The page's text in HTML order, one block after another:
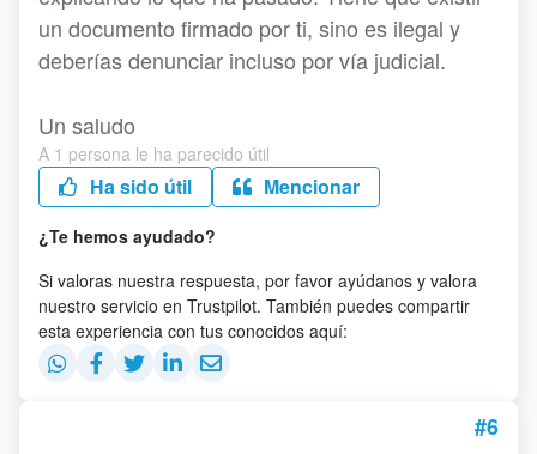
un documento firmado por ti, sino es ilegal y
deberías denunciar incluso por vía judicial.
Un saludo
A 1 persona le ha parecido útil
Ha sido útil Mencionar
¿Te hemos ayudado?
Si valoras nuestra respuesta, por favor ayúdanos y valora
nuestro servicio en Trustpilot. También puedes compartir
esta experiencia con tus conocidos aquí:
#6